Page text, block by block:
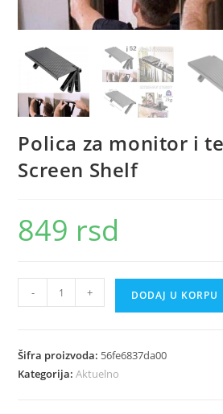
Polica za monitor i
Screen Shelf
849 rsd
za
i
televizor
- + DODAJ U KORPU
Šifra proizvoda: 56fe6837da00
Kategorija:Aktuelno